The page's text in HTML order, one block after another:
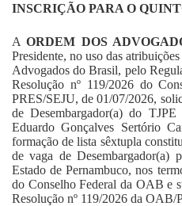
INSCRIÇÃO PARA O
AORDEM DOS
Presidente, no uso das
Advogados do Brasil, pelo
Resolução nº 119/2026 do
PRES/SEJU, de 01/07/2026,
de Desembargador(a) do
Eduardo Gonçalves Sertório
formação de lista sêxtupla
de vaga de
Estado de Pernambuco, nos
do Conselho Federal da OAB e
Resolução nº 119/2026 da OAB/